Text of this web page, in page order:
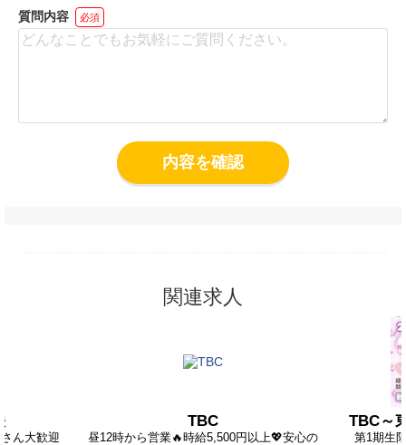
局に連絡することを約束します。
質問内容 必須
内容を確認
関連求人
ん大歓迎
TBC
昼12時から営業🔥時給5,500円以上💖安心の
TBC～
第1期生